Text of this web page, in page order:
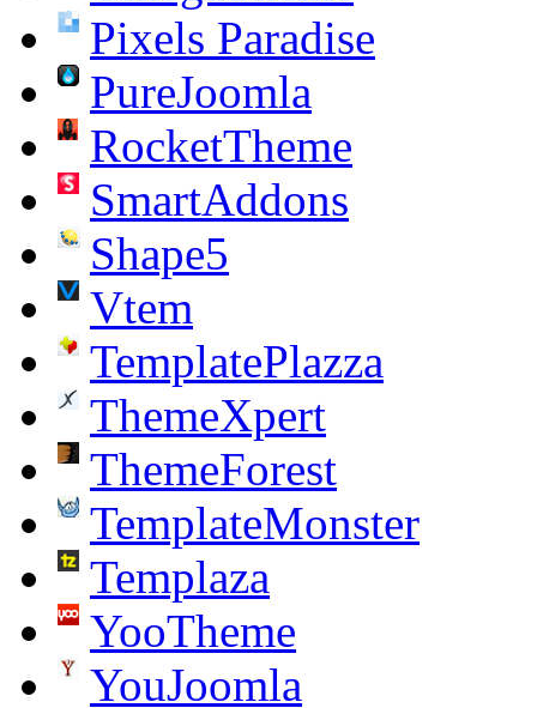
Pixels Paradise
PureJoomla
RocketTheme
SmartAddons
Shape5
Vtem
TemplatePlazza
ThemeXpert
ThemeForest
TemplateMonster
Templaza
YooTheme
YouJoomla